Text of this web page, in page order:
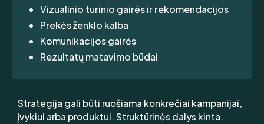
Vizualinio turinio gairės ir rekomendacijos
Prekės ženklo kalba
Komunikacijos gairės
Rezultatų matavimo būdai
Strategija gali būti ruošiama konkrečiai kampanijai,
įvykiui arba produktui. Struktūrinės dalys kinta.